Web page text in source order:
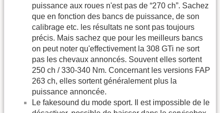
puissance aux roues n'est pas de “270 ch”. Sachez
que en fonction des bancs de puissance, de son
calibrage etc. les résultats ne sont pas toujours
précis. Mais sachez que pour les meilleurs bancs
on peut noter qu'effectivement la 308 GTi ne sort
pas les chevaux annoncés. Souvent elles sortent
250 ch / 330-340 Nm. Concernant les versions FAP
263 ch, elles sortent généralement plus la
puissance annoncée.
Le fakesound du mode sport. Il est impossible de le